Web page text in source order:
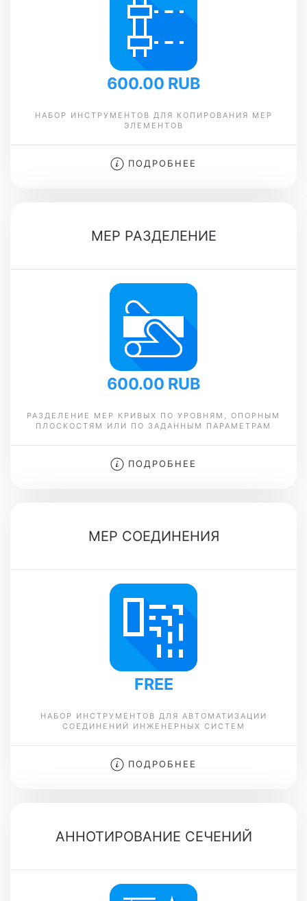
600.00 RUB
НАБОР ИНСТРУМЕНТОВ ДЛЯ КОПИРОВАНИЯ MEP
ЭЛЕМЕНТОВ
ПОДРОБНЕЕ
MEP РАЗДЕЛЕНИЕ
600.00 RUB
РАЗДЕЛЕНИЕ MEP КРИВЫХ ПО УРОВНЯМ, ОПОРНЫМ
ПЛОСКОСТЯМ ИЛИ ПО ЗАДАННЫМ ПАРАМЕТРАМ
ПОДРОБНЕЕ
MEP СОЕДИНЕНИЯ
FREE
НАБОР ИНСТРУМЕНТОВ ДЛЯ АВТОМАТИЗАЦИИ
СОЕДИНЕНИЙ ИНЖЕНЕРНЫХ СИСТЕМ
ПОДРОБНЕЕ
АННОТИРОВАНИЕ СЕЧЕНИЙ